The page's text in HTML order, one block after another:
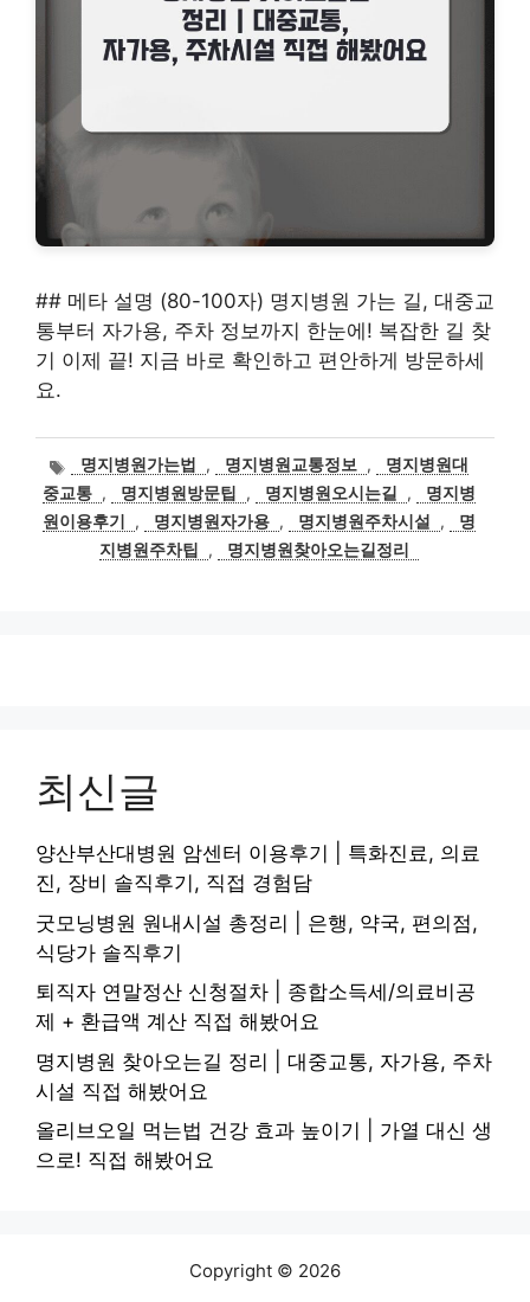
## 메타 설명 (80-100자) 명지병원 가는 길, 대중교
통부터 자가용, 주차 정보까지 한눈에! 복잡한 길 찾
기 이제 끝! 지금 바로 확인하고 편안하게 방문하세
요.
태
그
명지병원가는법 , 명지병원교통정보 ,
명지병원대
중교통 , 명지병원방문팁 , 명지병원오시는길 ,
명지병
원이용후기
, 명지병원자가용 , 명지병원주차시설 ,
명
지병원주차팁
, 명지병원찾아오는길정리
최신글
양산부산대병원 암센터 이용후기 | 특화진료, 의료
진, 장비 솔직후기, 직접 경험담
굿모닝병원 원내시설 총정리 | 은행, 약국, 편의점,
식당가 솔직후기
퇴직자 연말정산 신청절차 | 종합소득세/의료비공
제 + 환급액 계산 직접 해봤어요
명지병원 찾아오는길 정리 | 대중교통, 자가용, 주차
시설 직접 해봤어요
올리브오일 먹는법 건강 효과 높이기 | 가열 대신 생
으로! 직접 해봤어요
Copyright © 2026